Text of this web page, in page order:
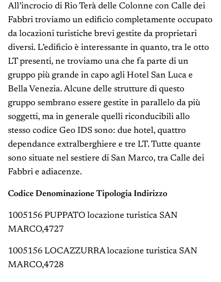
All’incrocio di Rio Terà delle Colonne con Calle dei
Fabbri troviamo un edificio completamente occupato
da locazioni turistiche brevi gestite da proprietari
diversi. L’edificio è interessante in quanto, tra le otto
LT presenti, ne troviamo una che fa parte di un
gruppo più grande in capo agli Hotel San Luca e
Bella Venezia. Alcune delle strutture di questo
gruppo sembrano essere gestite in parallelo da più
soggetti, ma in generale quelli riconducibili allo
stesso codice Geo IDS sono: due hotel, quattro
dependance extralberghiere e tre LT. Tutte quante
sono situate nel sestiere di San Marco, tra Calle dei
Fabbri e adiacenze.
Codice Denominazione Tipologia Indirizzo
1005156 PUPPATO locazione turistica SAN
MARCO,4727
1005156 LOCAZZURRA locazione turistica SAN
MARCO,4728